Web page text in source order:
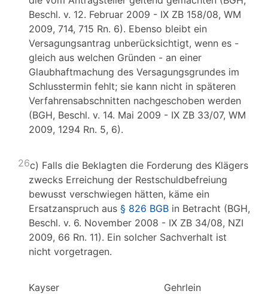
Beschl. v. 12. Februar 2009 - IX ZB 158/08, WM
2009, 714, 715 Rn. 6). Ebenso bleibt ein
Versagungsantrag unberücksichtigt, wenn es -
gleich aus welchen Gründen - an einer
Glaubhaftmachung des Versagungsgrundes im
Schlusstermin fehlt; sie kann nicht in späteren
Verfahrensabschnitten nachgeschoben werden
(BGH, Beschl. v. 14. Mai 2009 - IX ZB 33/07, WM
2009, 1294 Rn. 5, 6).
26c) Falls die Beklagten die Forderung des Klägers
zwecks Erreichung der Restschuldbefreiung
bewusst verschwiegen hätten, käme ein
Ersatzanspruch aus § 826 BGB in Betracht (BGH,
Beschl. v. 6. November 2008 - IX ZB 34/08, NZI
2009, 66 Rn. 11). Ein solcher Sachverhalt ist
nicht vorgetragen.
Kayser Gehrlein